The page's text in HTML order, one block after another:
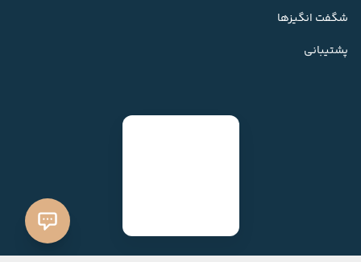
شگفت انگیزها
پشتیبانی